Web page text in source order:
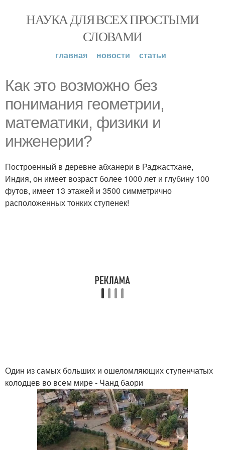
НАУКА ДЛЯ ВСЕХ ПРОСТЫМИ
СЛОВАМИ
главная новости статьи
Как это возможно без
понимания геометрии,
математики, физики и
инженерии?
Построенный в деревне абханери в Раджастхане,
Индия, он имеет возраст более 1000 лет и глубину 100
футов, имеет 13 этажей и 3500 симметрично
расположенных тонких ступенек!
Один из самых больших и ошеломляющих ступенчатых
колодцев во всем мире - Чанд баори